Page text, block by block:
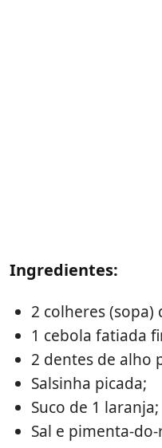
Ingredientes:
2 colheres
1 cebola fatiada
2 dentes de alho
Salsinha picada;
Suco de 1 laranja;
Sal e pimenta-